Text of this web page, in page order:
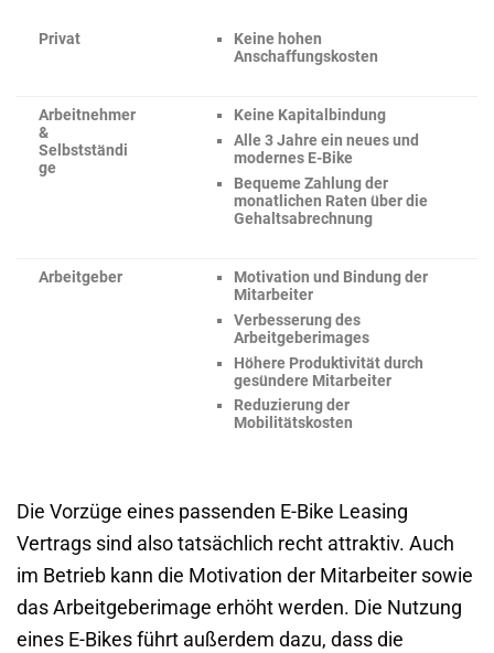
Privat
Keine hohen
Anschaffungskosten
Arbeitnehmer
&
Selbstständi
ge
Keine Kapitalbindung
Alle 3 Jahre ein neues und
modernes E-Bike
Bequeme Zahlung der
monatlichen Raten über die
Gehaltsabrechnung
Arbeitgeber
Motivation und Bindung der
Mitarbeiter
Verbesserung des
Arbeitgeberimages
Höhere Produktivität durch
gesündere Mitarbeiter
Reduzierung der
Mobilitätskosten
Die Vorzüge eines passenden E-Bike Leasing
Vertrags sind also tatsächlich recht attraktiv. Auch
im Betrieb kann die Motivation der Mitarbeiter sowie
das Arbeitgeberimage erhöht werden. Die Nutzung
eines E-Bikes führt außerdem dazu, dass die